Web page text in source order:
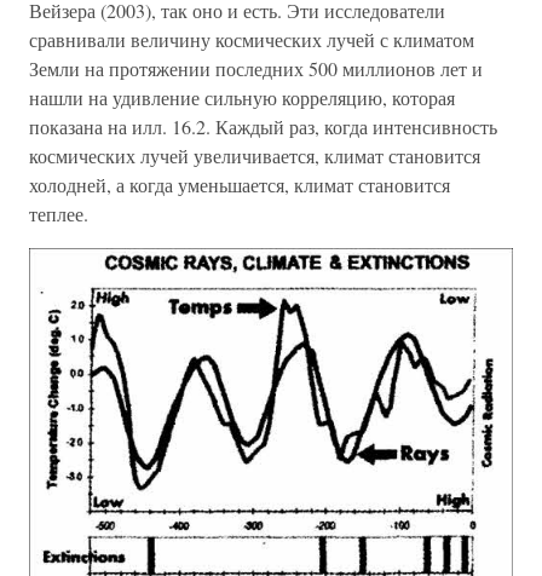
Вейзера (2003), так оно и есть. Эти исследователи
сравнивали величину космических лучей с климатом
Земли на протяжении последних 500 миллионов лет и
нашли на удивление сильную корреляцию, которая
показана на илл. 16.2. Каждый раз, когда интенсивность
космических лучей увеличивается, климат становится
холодней, а когда уменьшается, климат становится
теплее.